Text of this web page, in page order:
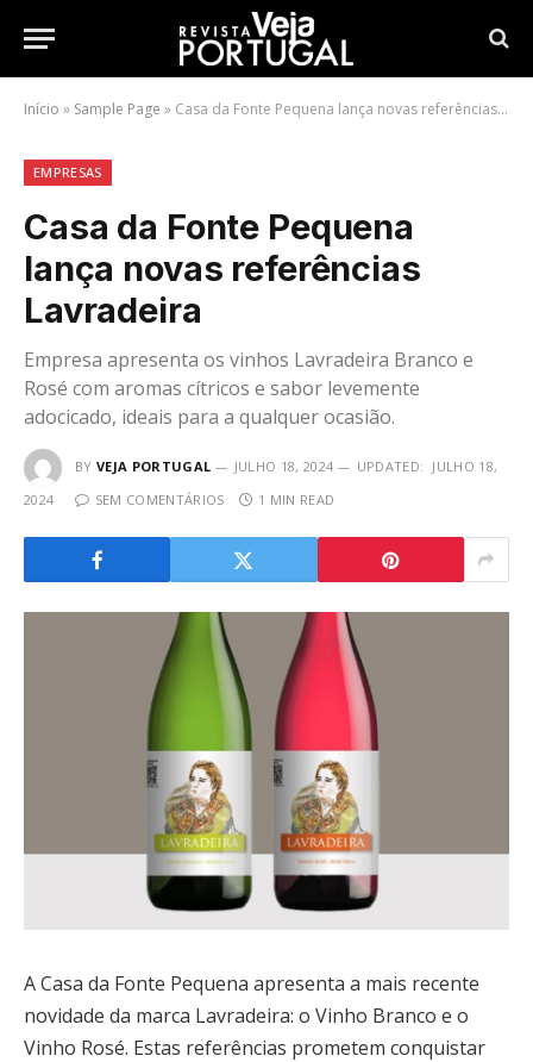
Início » Sample Page » Casa da Fonte Pequena lança novas referências Lavradeira
EMPRESAS
Casa da Fonte Pequena
lança novas referências
Lavradeira
Empresa apresenta os vinhos Lavradeira Branco e
Rosé com aromas cítricos e sabor levemente
adocicado, ideais para a qualquer ocasião.
BY VEJA PORTUGAL JULHO 18, 2024 UPDATED: JULHO 18,
2024
SEM COMENTÁRIOS 1 MIN READ
A Casa da Fonte Pequena apresenta a mais recente
novidade da marca Lavradeira: o Vinho Branco e o
Vinho Rosé. Estas referências prometem conquistar